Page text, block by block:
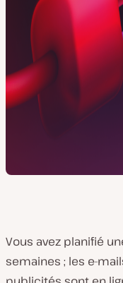
Vous avez planifié
semaines ; les e-